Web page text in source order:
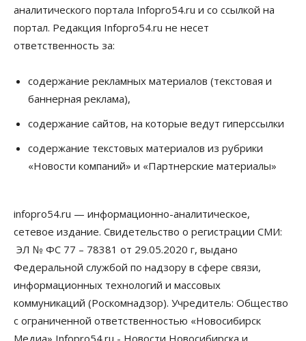
Расходы новосибирцев на спорт выросли на 40%
за полгода
07 Августа 2026, 14:00
В Новосибирске многодетным семьям вручили
07 Августа 2026, 13:55
07 Августа 2026, 13:00
Власть
Школы, библиотеки, пешеходные тротуары:
депутаты Госдумы контролируют работы на
социальных объектах
07 Августа 2026, 12:35
Общество
аналитического портала Infopro54.ru и со ссылкой на
портал. Редакция Infopro54.ru не несет
ответственность за:
содержание рекламных материалов (текстовая и
баннерная реклама),
содержание сайтов, на которые ведут гиперссылки
содержание текстовых материалов из рубрики
«Новости компаний» и «Партнерские материалы»
infopro54.ru — информационно-аналитическое,
сетевое издание. Свидетельство о регистрации СМИ:
ЭЛ № ФС 77 – 78381 от 29.05.2020 г, выдано
Федеральной службой по надзору в сфере связи,
информационных технологий и массовых
коммуникаций (Роскомнадзор). Учредитель: Общество
с ограниченной ответственностью «Новосибирск